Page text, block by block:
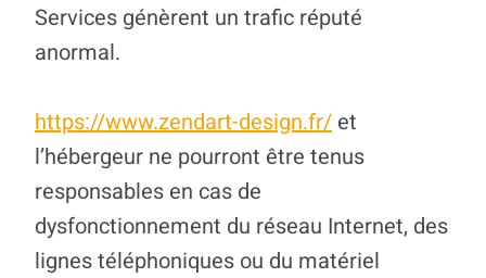
Services génèrent un trafic réputé
anormal.
https://www.zendart-design.fr/ et
l’hébergeur ne pourront être tenus
responsables en cas de
dysfonctionnement du réseau Internet, des
lignes téléphoniques ou du matériel